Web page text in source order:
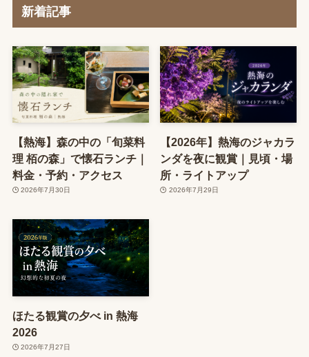
新着記事
【熱海】森の中の「旬菜料
理 栢の森」で懐石ランチ｜
料金・予約・アクセス
2026年7月30日
【2026年】熱海のジャカラ
ンダを夜に観賞｜見頃・場
所・ライトアップ
2026年7月29日
ほたる観賞の夕べ in 熱海
2026
2026年7月27日